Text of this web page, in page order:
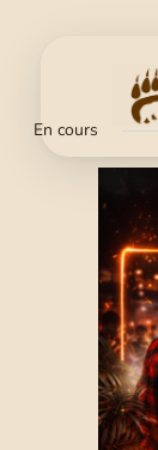
En cours